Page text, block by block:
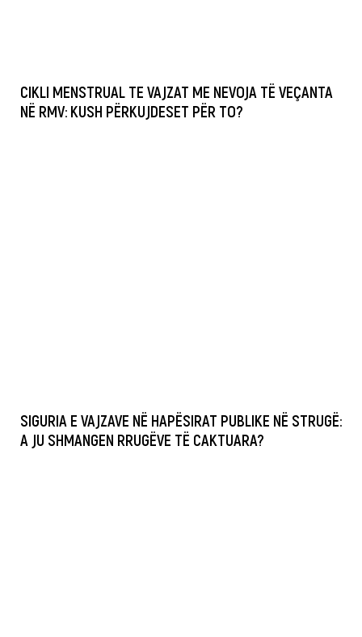
CIKLI MENSTRUAL TE VAJZAT ME NEVOJA TË VEÇANTA
NË RMV: KUSH PËRKUJDESET PËR TO?
SIGURIA E VAJZAVE NË HAPËSIRAT PUBLIKE NË STRUGË:
A JU SHMANGEN RRUGËVE TË CAKTUARA?